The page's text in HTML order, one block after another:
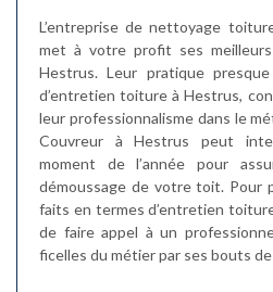
L’entreprise de nettoyage
met à votre profit ses
Hestrus. Leur pratique
d’entretien toiture à Hestrus,
leur professionnalisme dans le
Couvreur à Hestrus peut
moment de l’année pour
démoussage de votre toit. Pour
faits en termes d’entretien
de faire appel à un
ficelles du métier par ses bouts